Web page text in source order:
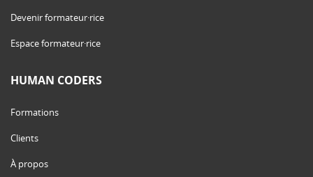
Devenir formateur·rice
Espace formateur·rice
HUMAN CODERS
Formations
Clients
À propos